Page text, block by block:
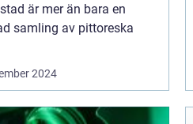
är mer än bara en
samling av pittoreska
2024